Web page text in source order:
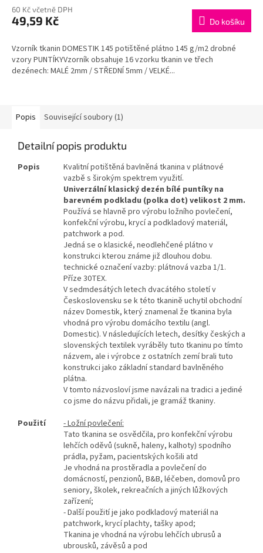
M
A
60 Kč včetně DPH
49,59 Kč Do košíku
Vzorník tkanin DOMESTIK 145 potištěné plátno 145 g/m2 drobné
vzory PUNTÍKYVzorník obsahuje 16 vzorku tkanin ve třech
dezénech: MALÉ 2mm / STŘEDNÍ 5mm / VELKÉ...
Popis Související soubory (1)
Detailní popis produktu
Popis
Kvalitní potištěná bavlněná tkanina v plátnové
vazbě s širokým spektrem využití.
Univerzální klasický dezén bílé puntíky na
barevném podkladu (polka dot) velikost 2 mm.
Používá se hlavně pro výrobu ložního povlečení,
konfekční výrobu, krycí a podkladový materiál,
patchwork a pod.
Jedná se o klasické, neodlehčené plátno v
konstrukci kterou známe již dlouhou dobu.
technické označení vazby: plátnová vazba 1/1.
Příze 30TEX.
V sedmdesátých letech dvacátého století v
Československu se k této tkanině uchytil obchodní
název Domestik, který znamenal že tkanina byla
vhodná pro výrobu domácího textilu (angl.
Domestic). V následujících letech, desítky českých a
slovenských textilek vyráběly tuto tkaninu po tímto
názvem, ale i výrobce z ostatních zemí brali tuto
konstrukci jako základní standard bavlněného
plátna.
V tomto názvosloví jsme navázali na tradici a jediné
co jsme do názvu přidali, je gramáž tkaniny.
Použití
- Ložní povlečení:
Tato tkanina se osvědčila, pro konfekční výrobu
lehčích oděvů (sukně, haleny, kalhoty) spodního
prádla, pyžam, pacientských košili atd
Je vhodná na prostěradla a povlečení do
domácností, penzionů, B&B, léčeben, domovů pro
seniory, školek, rekreačních a jiných lůžkových
zařízení;
- Další použití je jako podkladový materiál na
patchwork, krycí plachty, tašky apod;
Tkanina je vhodná na výrobu lehčích ubrusů a
ubrousků, závěsů a pod